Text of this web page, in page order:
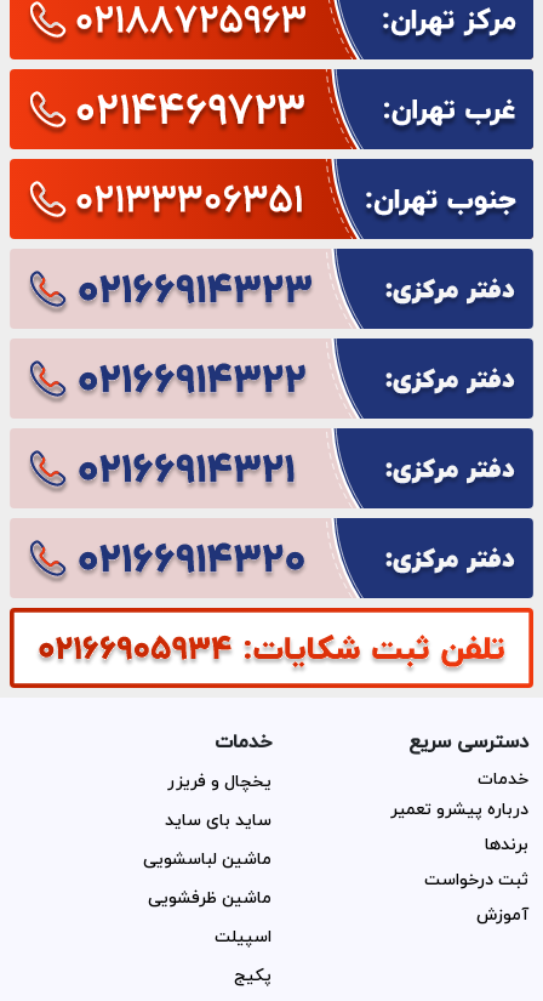
دسترسی سریع
خدمات
درباره پیشرو تعمیر
برندها
ثبت درخواست
آموزش
خدمات
یخچال و فریزر
ساید بای ساید
ماشین لباسشویی
ماشین ظرفشویی
اسپیلت
پکیج